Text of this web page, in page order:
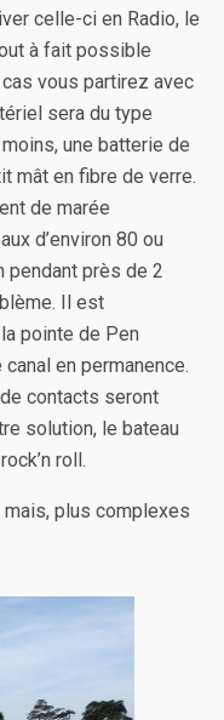
celle-ci en Radio, le
à fait possible
vous partirez avec
sera du type
une batterie de
mât en fibre de verre.
de marée
d’environ 80 ou
pendant près de 2
Il est
pointe de Pen
en permanence.
contacts seront
solution, le bateau
roll.
plus complexes